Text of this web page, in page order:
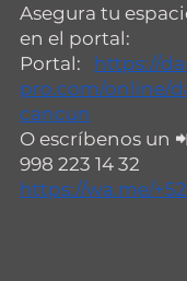
Asegura tu
en el portal:
Portal: https://
pro.com/online/
cancun
O escríbenos un
998 223 14 32
https://wa.me/